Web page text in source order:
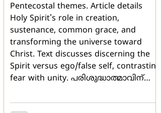
Pentecostal themes. Article details
Holy Spirit's role in creation,
sustenance, common grace, and
transforming the universe toward
Christ. Text discusses discerning the
Spirit versus ego/false self, contrasting
fear with unity. പരിശുദ്ധാത്മാവിന്
പണ്ടൊരിക്കല്‍ ഒരാളെന്നോട്